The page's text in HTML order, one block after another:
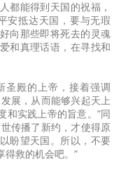
都能得到天国的祝福，
安抵达天国，要与无瑕
向那些即将死去的灵魂
和真理话语，在寻找和
圣殿的上帝，接着强调
展，从而能够兴起天上
和实践上帝的旨意。”同
传播了新约，才使得原
盼望天国。所以，不要
得救的机会吧。”